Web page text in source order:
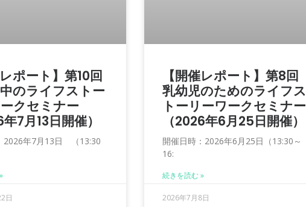
ポート】第10回
のライフストー
クセミナー
7月13日開催）
2026年7月13日 （13:30
日
【開催レポート】第8回
乳幼児のためのライフス
トーリーワークセミナー
（2026年6月25日開催）
開催日時：2026年6月25日（13:30～
16:
続きを読む »
2026年7月8日